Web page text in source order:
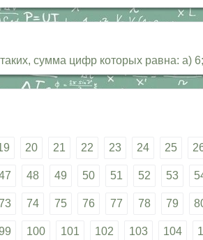
сумма цифр которых равна: а)
20 21 22 23 24 25
48 49 50 51 52 53
74 75 76 77 78 79
100 101 102 103 104